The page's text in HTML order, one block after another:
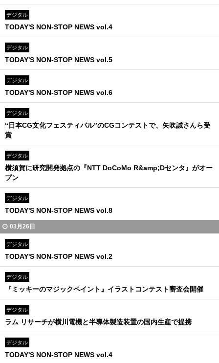
デジタル
TODAY'S NON-STOP NEWS vol.4
デジタル
TODAY'S NON-STOP NEWS vol.5
デジタル
TODAY'S NON-STOP NEWS vol.6
デジタル
“日本CG文化フェスティバル”のCGコンテストで、矢吹誠さんら受
賞
デジタル
横須賀に研究開発拠点の『NTT DoCoMo R&amp;Dセンタ』がオー
プン
デジタル
TODAY'S NON-STOP NEWS vol.8
03月26日
デジタル
TODAY'S NON-STOP NEWS vol.2
デジタル
『ミッキーのマジックペイント』イラストコンテスト審査会開催
デジタル
ラム リサーチが横川電機と半導体製造装置の国内生産で提携
デジタル
TODAY'S NON-STOP NEWS vol.4